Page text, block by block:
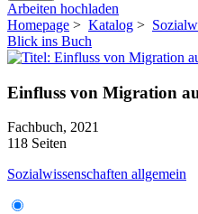
Arbeiten hochladen
Homepage > Katalog >
Blick ins Buch
Einfluss von Migration
Fachbuch, 2021
118 Seiten
Sozialwissenschaften allgemein